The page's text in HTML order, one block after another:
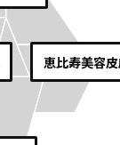
恵比寿美容